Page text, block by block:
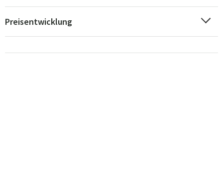
Preisentwicklung